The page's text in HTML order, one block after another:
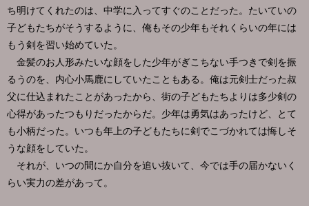
ち明けてくれたのは、中学に入ってすぐのことだった。たいていの
子どもたちがそうするように、俺もその少年もそれくらいの年には
もう剣を習い始めていた。
金髪のお人形みたいな顔をした少年がぎこちない手つきで剣を振
るうのを、内心小馬鹿にしていたこともある。俺は元剣士だった叔
父に仕込まれたことがあったから、街の子どもたちよりは多少剣の
心得があったつもりだったからだ。少年は勇気はあったけど、とて
も小柄だった。いつも年上の子どもたちに剣でこづかれては悔しそ
うな顔をしていた。
それが、いつの間にか自分を追い抜いて、今では手の届かないく
らい実力の差があって。